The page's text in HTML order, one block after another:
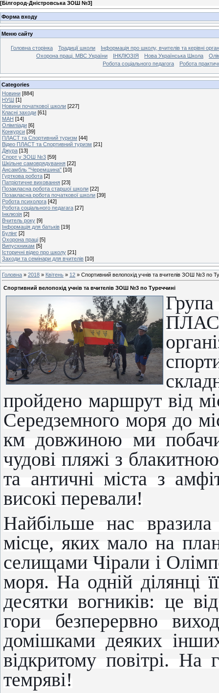
[Білгород-Дністровська ЗОШ №3]
Форма входу
Меню сайту
Головна сторінка Традиції школи
Інформація про школу, вчителів та керівні
Охорона праці. МВС України
ІНКЛЮЗІЯ Нова Українська Школа
Робота соціального педагога
Робота
Categories
Новини [884]
НУШ [1]
Новини початкової школи [227]
Класні заходи [61]
МАН [14]
Олімпіади [6]
Конкурси [39]
ПЛАСТ та Спортивний туризм [44]
Відео ПЛАСТ та Спортивний туризм [21]
Джура [13]
Спорт у ЗОШ №3 [59]
Шкільне самоврядування [22]
Ансамбль "Черемшина" [10]
Гурткова робота [2]
Патріотичне виховання [23]
Позакласна робота старшої школи [22]
Позакласна робота початкової школи [39]
Робота психолога [42]
Робота соціального педагага [27]
Інклюзія [2]
Вчитель року [9]
Інформація для батьків [19]
Булінг [2]
Охорона праці [5]
Випускникам [5]
Історичні відео про школу [21]
Заходи та семінари для вчителів [10]
Головна » 2018 » Квітень » 12 » Спортивний велопохід учнів та вчителів ЗОШ №3 по
Спортивний велопохід учнів та вчителів ЗОШ №3 по Туреччині
пройдено маршрут від
Середземного моря до
км довжиною ми
чудові пляжі з
та античні міста з
високі перевали!
Найбільше нас
місце, яких мало на
селищами Чірали і
моря. На одній ділянці
десятки вогників: це
гори безперервно
домішками деяких
відкритому повітрі.
темряві!